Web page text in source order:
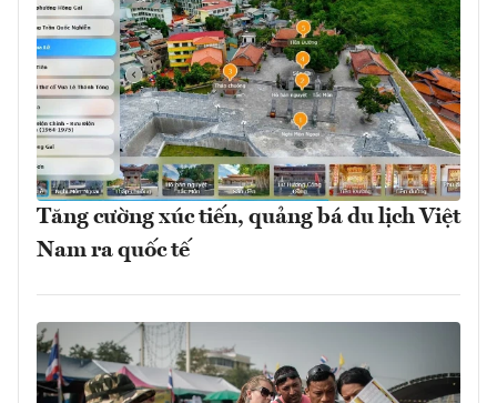
Tăng cường xúc tiến, quảng bá du lịch Việt
Nam ra quốc tế